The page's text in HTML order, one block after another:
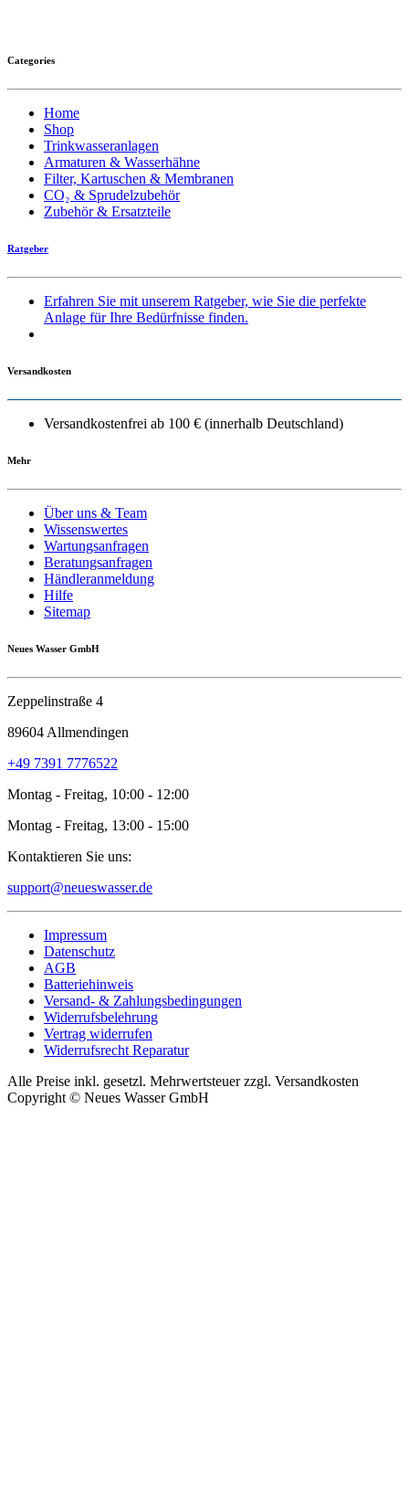
Categories
Home
Shop
Trinkwasseranlagen
Armaturen & Wasserhähne
Filter, Kartuschen & Membranen
CO₂ & Sprudelzubehör
Zubehör & Ersatzteile
Ratgeber
Erfahren Sie mit unserem Ratgeber, wie Sie die perfekte
Anlage für Ihre Bedürfnisse finden.
Versandkosten
Versandkostenfrei ab 100 € (innerhalb Deutschland)
Mehr
Über uns & Team
Wissenswertes
Wartungsanfragen
Beratungsanfragen
Händleranmeldung
Hilfe
Sitemap
Neues Wasser GmbH
Zeppelinstraße 4
89604 Allmendingen
+49 7391 7776522
Montag - Freitag, 10:00 - 12:00
Montag - Freitag, 13:00 - 15:00
Kontaktieren Sie uns:
support@neueswasser.de
Impressum
Datenschutz
AGB
Batteriehinweis
Versand- & Zahlungsbedingungen
Widerrufsbelehrung
Vertrag widerrufen
Widerrufsrecht Reparatur
Alle Preise inkl. gesetzl. Mehrwertsteuer zzgl. Versandkosten
Copyright © Neues Wasser GmbH